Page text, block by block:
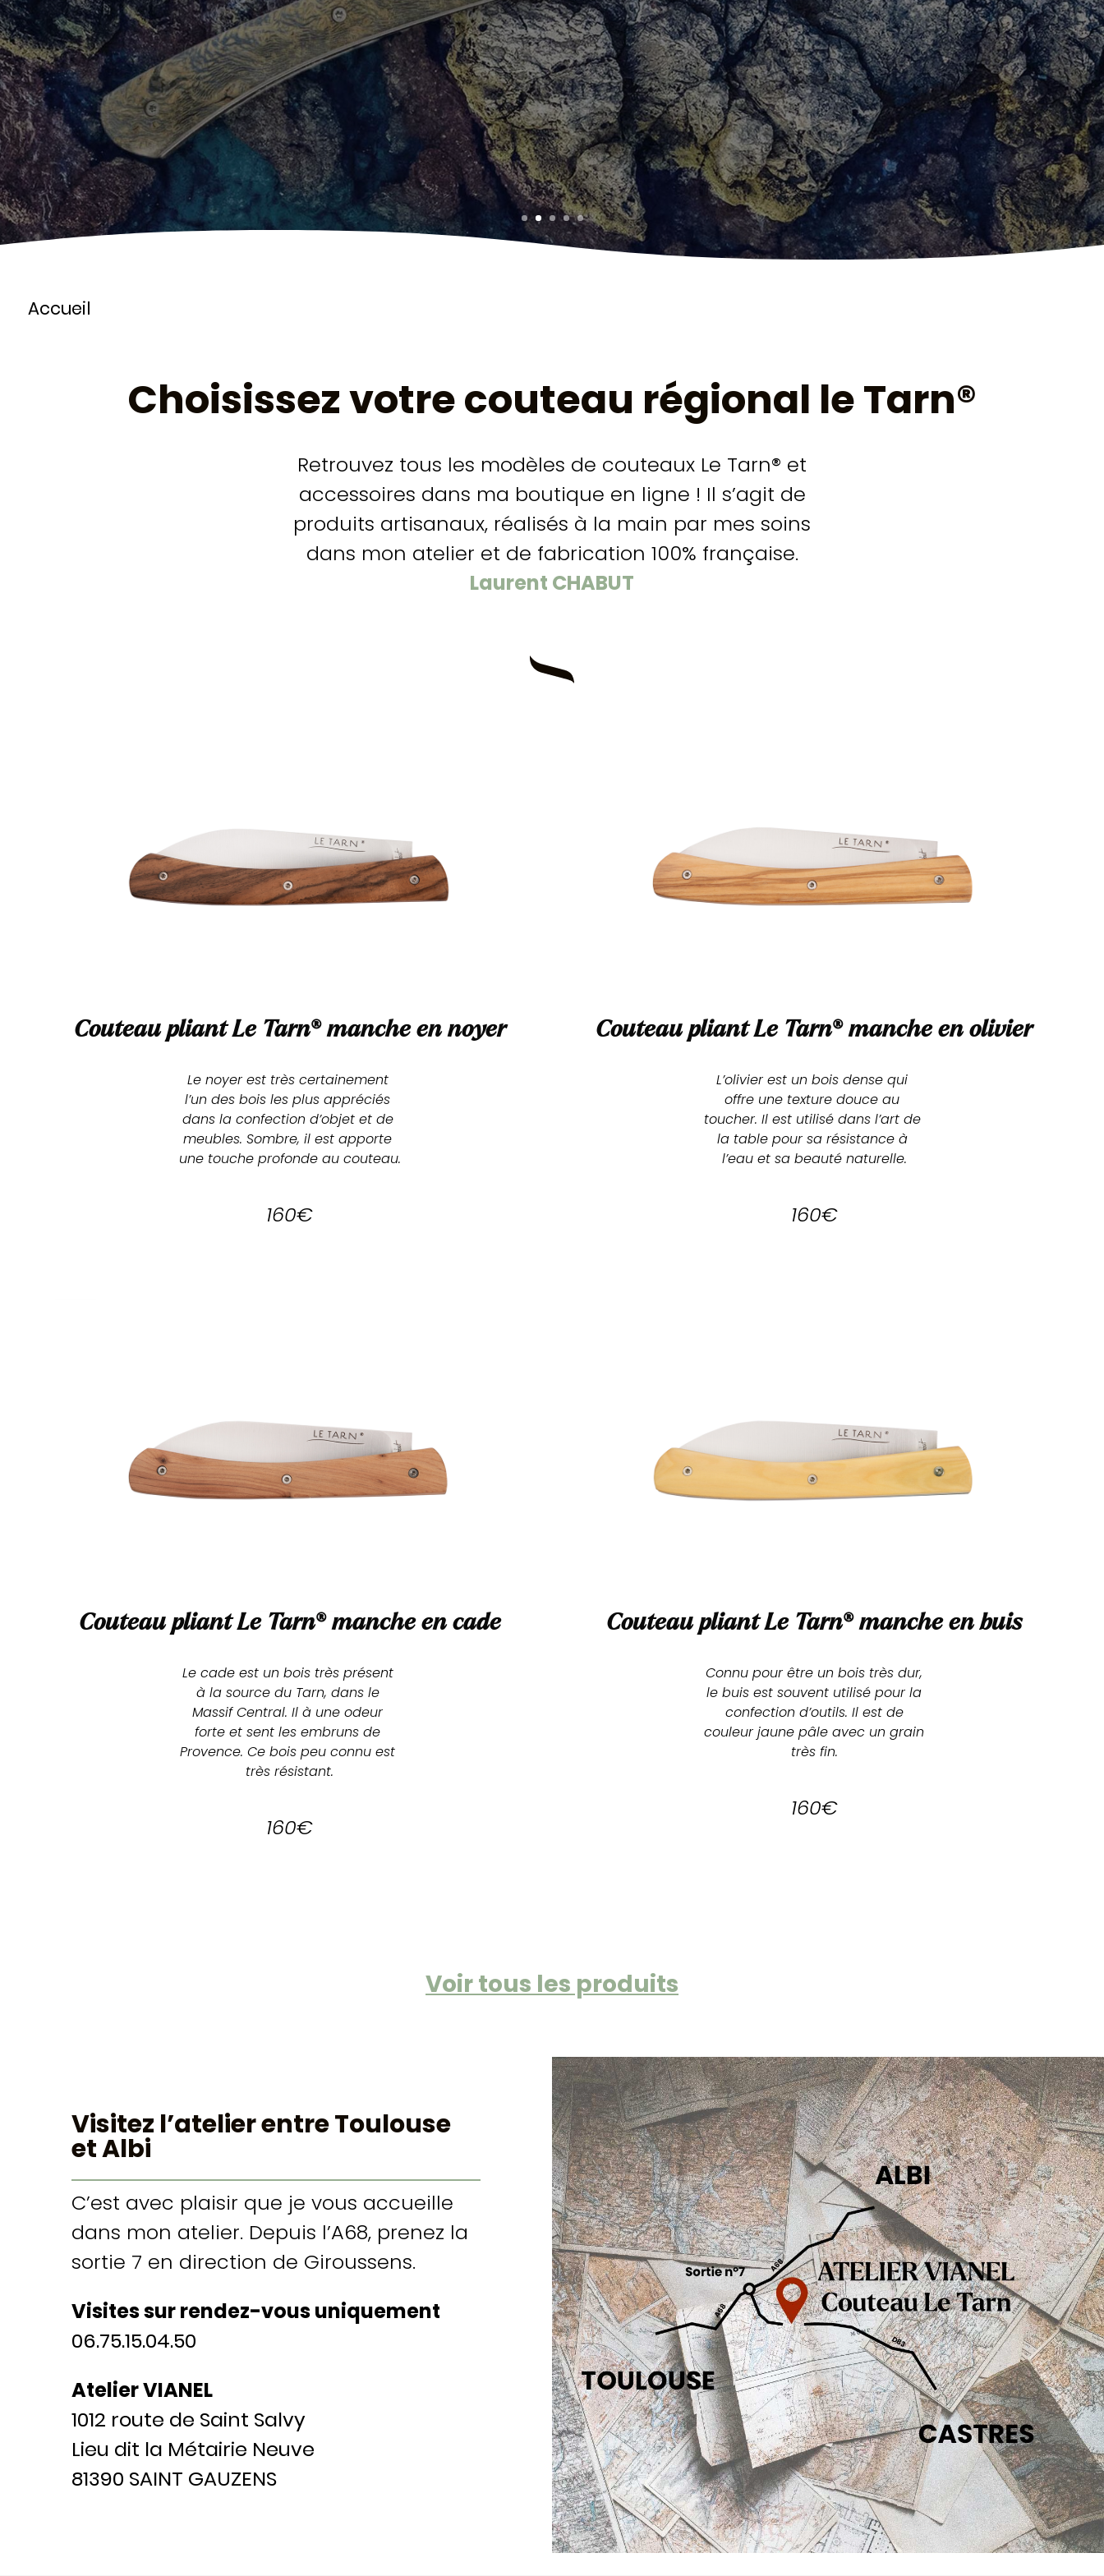
l'épreuve du temps
Accueil
Choisissez votre couteau régional le Tarn®
Retrouvez tous les modèles de couteaux Le Tarn® et
accessoires dans ma boutique en ligne ! Il s’agit de
produits artisanaux, réalisés à la main par mes soins
dans mon atelier et de fabrication 100% française.
Laurent CHABUT
Couteau pliant Le Tarn®manche en noyer
Le noyer est très certainement
l’un des bois les plus appréciés
dans la confection d’objet et de
meubles. Sombre, il est apporte
une touche profonde au couteau.
160€
Couteau pliant Le Tarn®manche en olivier
L’olivier est un bois dense qui
offre une texture douce au
toucher. Il est utilisé dans l’art de
la table pour sa résistance à
l’eau et sa beauté naturelle.
160€
Couteau pliant Le Tarn®manche en cade
Le cade est un bois très présent
à la source du Tarn, dans le
Massif Central. Il à une odeur
forte et sent les embruns de
Provence. Ce bois peu connu est
très résistant.
160€
Couteau pliant Le Tarn®manche en buis
Connu pour être un bois très dur,
le buis est souvent utilisé pour la
confection d’outils. Il est de
couleur jaune pâle avec un grain
très fin.
160€
Voir tous les produits
Visitez l’atelier entre Toulouse
et Albi
C’est avec plaisir que je vous accueille
dans mon atelier. Depuis l’A68, prenez la
sortie 7 en direction de Giroussens.
Visites sur rendez-vous uniquement
06.75.15.04.50
Atelier VIANEL
1012 route de Saint Salvy
Lieu dit la Métairie Neuve
81390 SAINT GAUZENS